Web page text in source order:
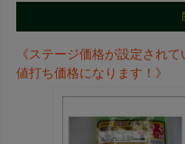
《ステージ価格が設定され
値打ち価格になります！》